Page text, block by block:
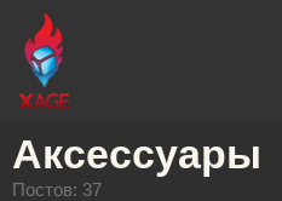
Аксессуары
Постов: 37